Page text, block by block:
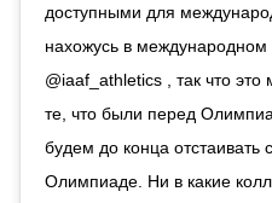
доступными для
нахожусь в международном
@iaaf_athletics , так что
те, что были перед
будем до конца отстаивать
Олимпиаде. Ни в какие